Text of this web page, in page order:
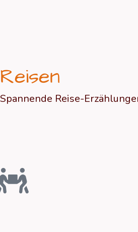
Reisen
Spannende Reise-